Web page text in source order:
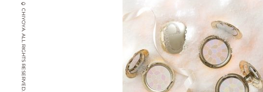
© CHIYOYA. ALL RIGHTS RESERVED.